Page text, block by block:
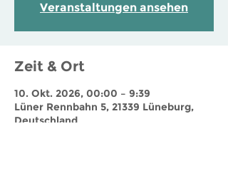
Veranstaltungen ansehen
Zeit & Ort
10. Okt. 2026, 00:00 – 9:39
Lüner Rennbahn 5, 21339 Lüneburg,
Deutschland